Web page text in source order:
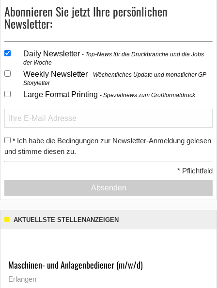
Abonnieren Sie jetzt Ihre persönlichen
Newsletter:
Daily Newsletter
Top-News für die Druckbranche und die Jobs
der Woche
Weekly Newsletter
Wöchentliches Update und monatlicher GP-
Storyletter
Large Format Printing Spezialnews zum Großformatdruck
* Ich habe die Bedingungen zur Newsletter-Anmeldung gelesen
und stimme diesen zu.
* Pflichtfeld
Absenden
AKTUELLSTE STELLENANZEIGEN
Maschinen- und Anlagenbediener (m/w/d)
Erlangen